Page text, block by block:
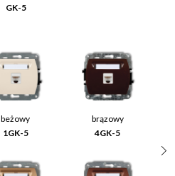
GK-5
beżowy
1GK-5
brązowy
4GK-5